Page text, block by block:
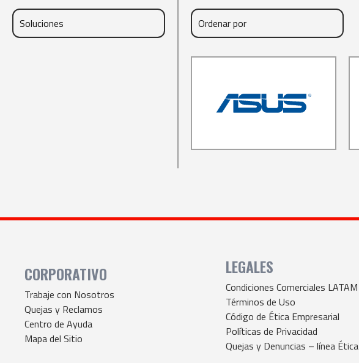
CORPORATIVO
Trabaje con Nosotros
Quejas y Reclamos
Centro de Ayuda
Mapa del Sitio
LEGALES
Condiciones Comerciales LATAM
Términos de Uso
Código de Ética Empresarial
Políticas de Privacidad
Quejas y Denuncias – línea Ética